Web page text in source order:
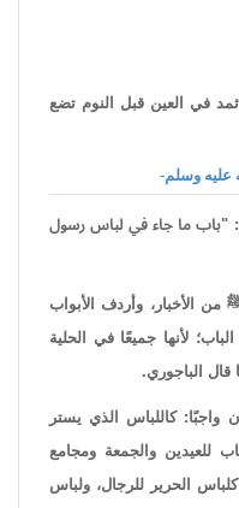
في العين قبل النوم تضع
عليه وسلم-
"باب ما جاء في لباس رسول
الأخبار، وأردف الأبواب
لأنها جميعًا في الحلية
قال الباجوري.
واجبًا: كاللباس الذي يستر
للعيدين والجمعة ومجامع
الحرير للرجال، ولباس